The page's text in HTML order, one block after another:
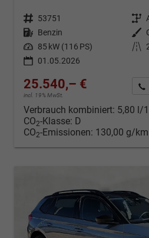
Fahrzeugnr. 53751 Getriebe
Kraftstoff Benzin Außenfarbe
Leistung 85 kW (116 PS) Kilometerstand
01.05.2026
25.540,– €
incl. 19% MwSt.
Verbrauch kombiniert: 5,80 l/
CO2-Klasse: D
CO2-Emissionen: 130,00 g/km